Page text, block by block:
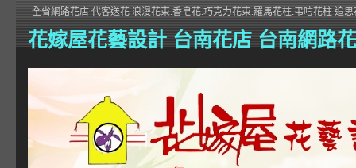
花嫁屋花藝設計 台南花店 台南網路
全省網路花店 代客送花 浪漫花束.香皂花.巧克力花束.羅馬花柱.弔唁花柱 追